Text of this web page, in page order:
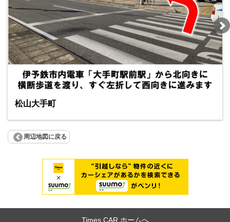
松山大手町
周辺地図に戻る
Times CAR ホームへ